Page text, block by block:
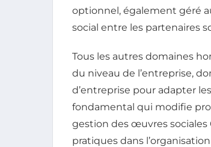
optionnel, également géré
social entre les partenaires
Tous les autres domaines
du niveau de l’entreprise,
d’entreprise pour adapter
fondamental qui modifie
gestion des œuvres sociales
pratiques dans